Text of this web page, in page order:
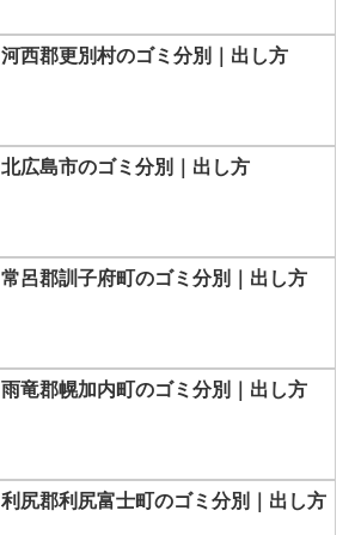
河西郡更別村のゴミ分別｜出し方
北広島市のゴミ分別｜出し方
常呂郡訓子府町のゴミ分別｜出し方
雨竜郡幌加内町のゴミ分別｜出し方
利尻郡利尻富士町のゴミ分別｜出し方